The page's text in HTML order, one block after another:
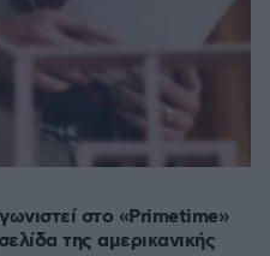
στο «Primetime»
της αμερικανικής